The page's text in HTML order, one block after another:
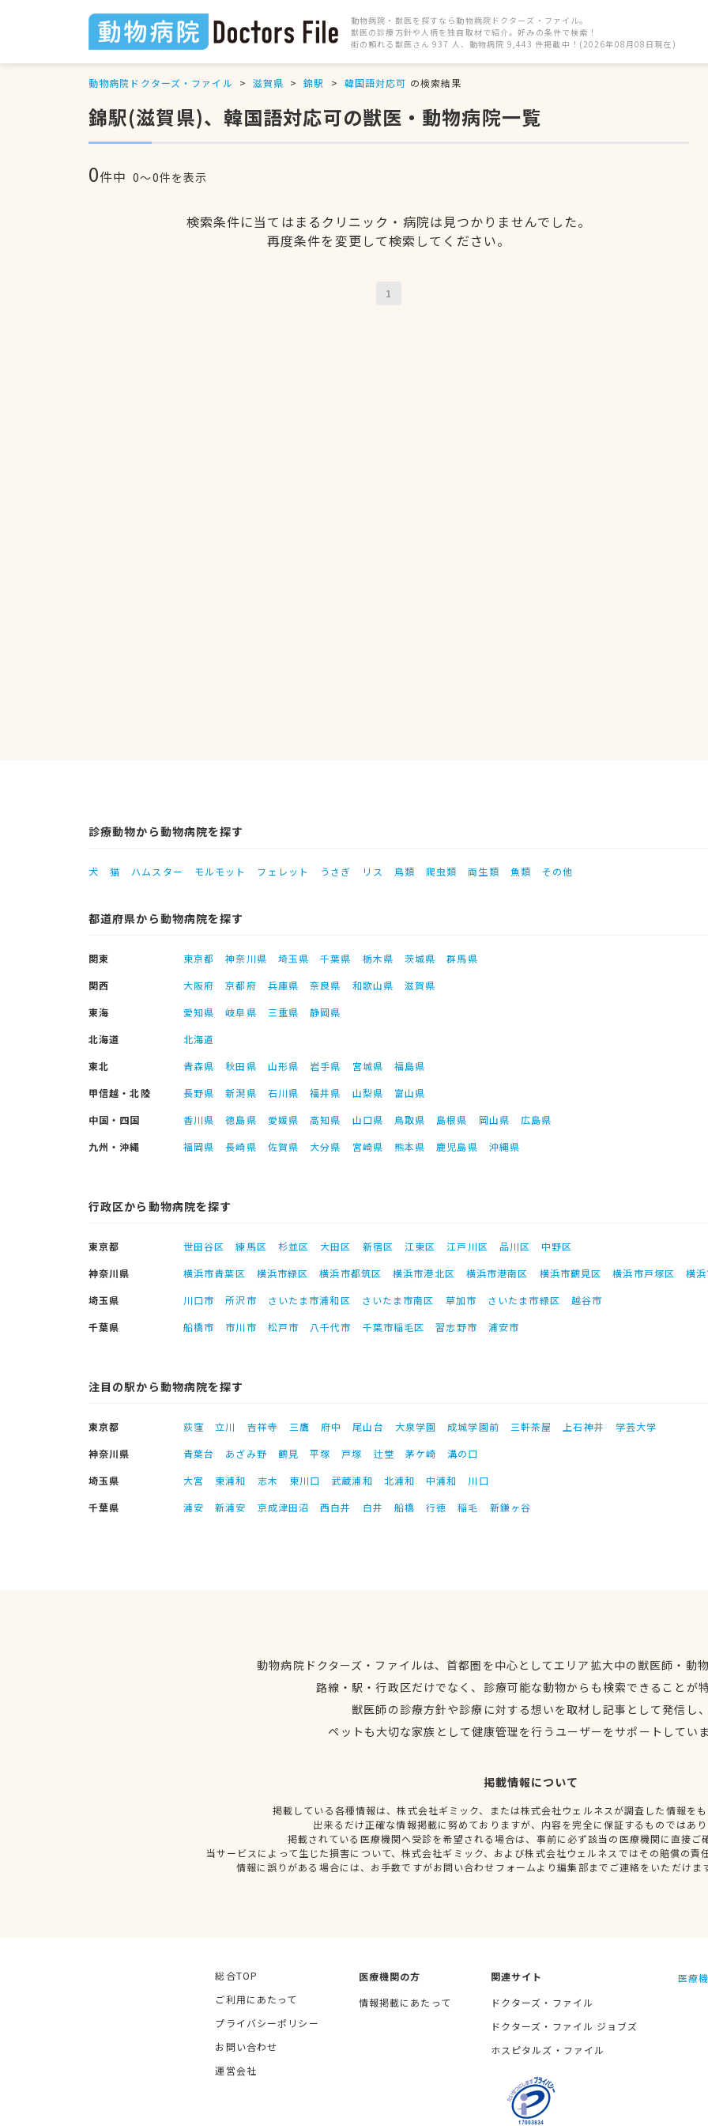
動物病院・獣医を探すなら動物病院ドクターズ・ファイル。
獣医の診療方針や人柄を独自取材で紹介。好みの条件で検索！
街の頼れる獣医さん 937 人、動物病院 9,443 件掲載中！(2026年08月08日現在)
動物病院ドクターズ・ファイル 滋賀県 錦駅 韓国語対応可 の検索結果
錦駅(滋賀県)、韓国語対応可の獣医・動物病院一覧
0件中 0〜0件を表示
検索条件に当てはまるクリニック・病院は見つかりませんでした。
再度条件を変更して検索してください。
1
診療動物から動物病院を探す
犬 猫 ハムスター モルモット フェレット うさぎ リス 鳥類 爬虫類 両生類 魚類 その他
都道府県から動物病院を探す
関東 東京都 神奈川県 埼玉県 千葉県 栃木県 茨城県
群馬県
関西
大阪府 京都府 兵庫県 奈良県 和歌山県
滋賀県
東海
愛知県 岐阜県 三重県
静岡県
北海道
北海道
東北
青森県 秋田県 山形県 岩手県 宮城県
福島県
甲信越・北陸
長野県 新潟県 石川県 福井県 山梨県
富山県
中国・四国
香川県 徳島県 愛媛県 高知県 山口県 鳥取県 島根県 岡山県
広島県
九州・沖縄
福岡県 長崎県 佐賀県 大分県 宮崎県 熊本県 鹿児島県 沖縄県
行政区から動物病院を探す
東京都 世田谷区 練馬区 杉並区 大田区 新宿区 江東区 江戸川区 品川区
中野区
神奈川県
横浜市青葉区 横浜市緑区 横浜市都筑区 横浜市港北区 横浜市港南区 横浜市鶴見区 横浜市戸塚区
横
埼玉県
川口市 所沢市 さいたま市浦和区 さいたま市南区 草加市 さいたま市緑区
越谷市
千葉県
船橋市 市川市 松戸市 八千代市 千葉市稲毛区 習志野市 浦安市
注目の駅から動物病院を探す
東京都 荻窪 立川 吉祥寺 三鷹 府中 尾山台 大泉学園 成城学園前 三軒茶屋 上石神井
学芸大学
神奈川県
青葉台 あざみ野 鶴見 平塚 戸塚 辻堂 茅ケ崎
溝の口
埼玉県
大宮 東浦和 志木 東川口 武蔵浦和 北浦和 中浦和
川口
千葉県
浦安 新浦安 京成津田沼 西白井 白井 船橋 行徳 稲毛 新鎌ヶ谷
動物病院ドクターズ・ファイルは、首都圏を中心としてエリア拡大中の獣医師・動
路線・駅・行政区だけでなく、診療可能な動物からも検索できることが
獣医師の診療方針や診療に対する想いを取材し記事として発信し
ペットも大切な家族として健康管理を行うユーザーをサポートしてい
掲載情報について
掲載している各種情報は、株式会社ギミック、または株式会社ウェルネスが調査した情報を
出来るだけ正確な情報掲載に努めておりますが、内容を完全に保証するものではあ
掲載されている医療機関へ受診を希望される場合は、事前に必ず該当の医療機関に直接ご
当サービスによって生じた損害について、株式会社ギミック、および株式会社ウェルネスではその賠償の責
情報に誤りがある場合には、お手数ですがお問い合わせフォームより編集部までご連絡をいただけま
総合TOP
ご利用にあたって
プライバシーポリシー
お問い合わせ
運営会社
医療機関の方
情報掲載にあたって
関連サイト
ドクターズ・ファイル
ドクターズ・ファイル ジョブズ
ホスピタルズ・ファイル
医療